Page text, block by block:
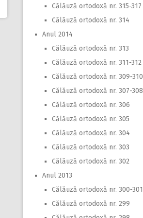
Călăuză ortodoxă nr. 315-317
Călăuză ortodoxă nr. 314
Anul 2014
Călăuză ortodoxă nr. 313
Călăuză ortodoxă nr. 311-312
Călăuză ortodoxă nr. 309-310
Călăuză ortodoxă nr. 307-308
Călăuză ortodoxă nr. 306
Călăuză ortodoxă nr. 305
Călăuză ortodoxă nr. 304
Călăuză ortodoxă nr. 303
Călăuză ortodoxă nr. 302
Anul 2013
Călăuză ortodoxă nr. 300-301
Călăuză ortodoxă nr. 299